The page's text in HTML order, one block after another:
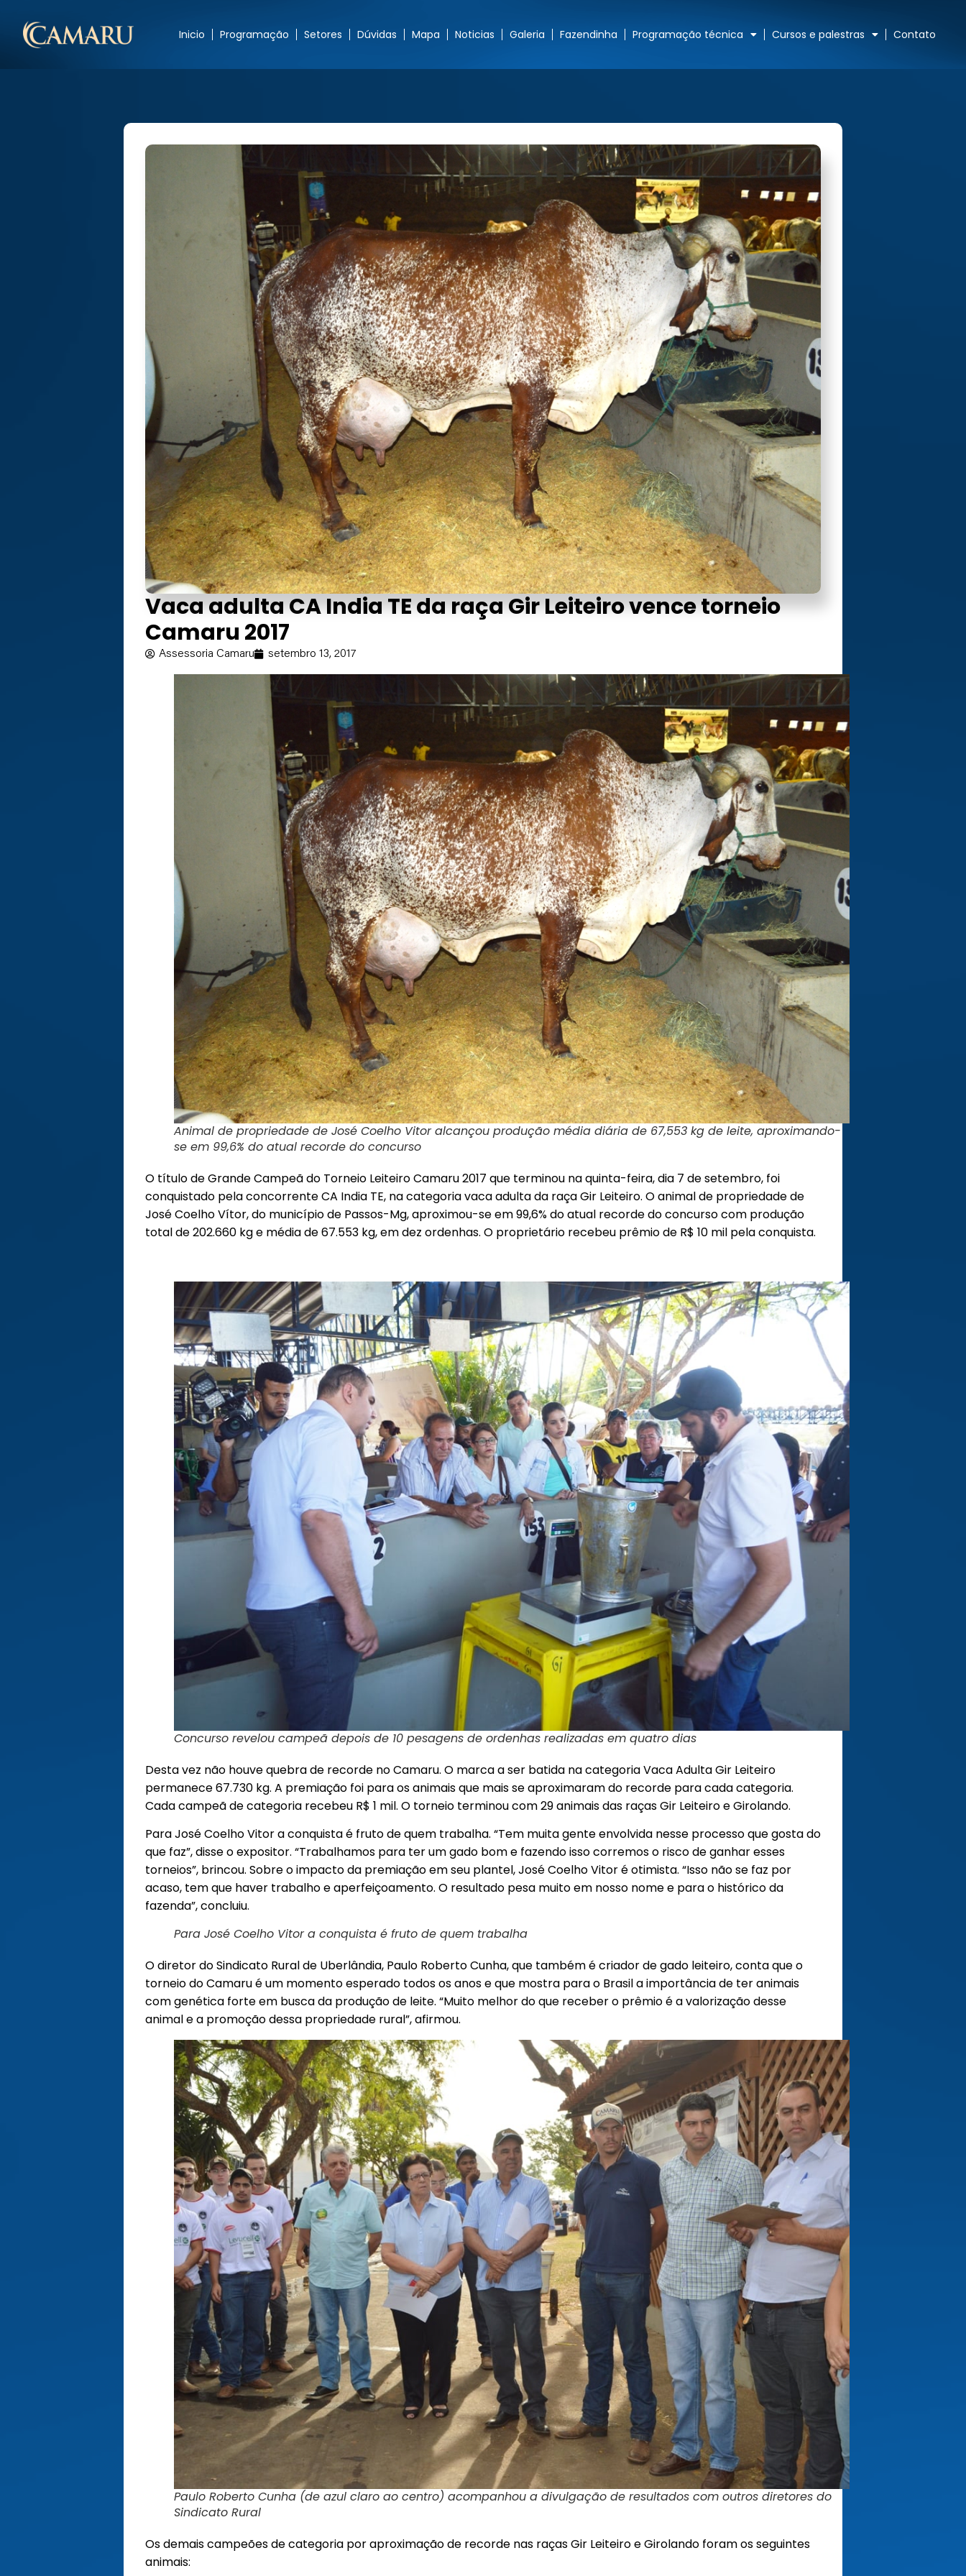
Inicio Programação Setores Dúvidas Mapa Noticias Galeria Fazendinha Programação técnica Cursos e palestras Contato
Vaca adulta CA India TE da raça Gir Leiteiro vence torneio
Camaru 2017
Assessoria Camaru setembro 13, 2017
Animal de propriedade de José Coelho Vitor alcançou produção média diária de 67,553 kg de leite, aproximando-
se em 99,6% do atual recorde do concurso
O título de Grande Campeã do Torneio Leiteiro Camaru 2017 que terminou na quinta-feira, dia 7 de setembro, foi
conquistado pela concorrente CA India TE, na categoria vaca adulta da raça Gir Leiteiro. O animal de propriedade de
José Coelho Vítor, do município de Passos-Mg, aproximou-se em 99,6% do atual recorde do concurso com produção
total de 202.660 kg e média de 67.553 kg, em dez ordenhas. O proprietário recebeu prêmio de R$ 10 mil pela conquista.
Concurso revelou campeã depois de 10 pesagens de ordenhas realizadas em quatro dias
Desta vez não houve quebra de recorde no Camaru. O marca a ser batida na categoria Vaca Adulta Gir Leiteiro
permanece 67.730 kg. A premiação foi para os animais que mais se aproximaram do recorde para cada categoria.
Cada campeã de categoria recebeu R$ 1 mil. O torneio terminou com 29 animais das raças Gir Leiteiro e Girolando.
Para José Coelho Vitor a conquista é fruto de quem trabalha. “Tem muita gente envolvida nesse processo que gosta do
que faz”, disse o expositor. “Trabalhamos para ter um gado bom e fazendo isso corremos o risco de ganhar esses
torneios”, brincou. Sobre o impacto da premiação em seu plantel, José Coelho Vitor é otimista. “Isso não se faz por
acaso, tem que haver trabalho e aperfeiçoamento. O resultado pesa muito em nosso nome e para o histórico da
fazenda”, concluiu.
Para José Coelho Vitor a conquista é fruto de quem trabalha
O diretor do Sindicato Rural de Uberlândia, Paulo Roberto Cunha, que também é criador de gado leiteiro, conta que o
torneio do Camaru é um momento esperado todos os anos e que mostra para o Brasil a importância de ter animais
com genética forte em busca da produção de leite. “Muito melhor do que receber o prêmio é a valorização desse
animal e a promoção dessa propriedade rural”, afirmou.
Paulo Roberto Cunha (de azul claro ao centro) acompanhou a divulgação de resultados com outros diretores do
Sindicato Rural
Os demais campeões de categoria por aproximação de recorde nas raças Gir Leiteiro e Girolando foram os seguintes
animais: